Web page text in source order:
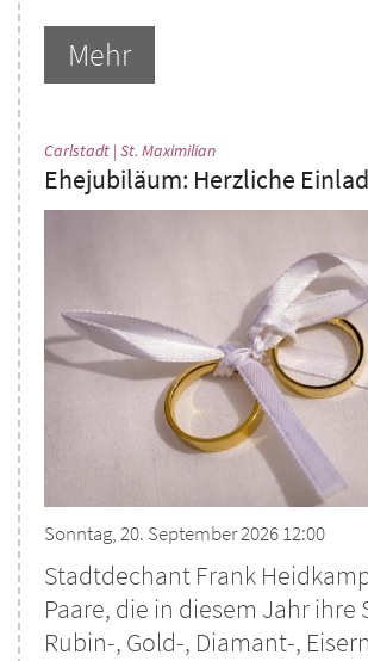
Mehr
Carlstadt | St. Maximilian:
Ehejubiläum: Herzliche
Sonntag, 20. September 2026 12:00
Stadtdechant Frank
Paare, die in diesem Jahr ihre
Rubin-, Gold-, Diamant-,